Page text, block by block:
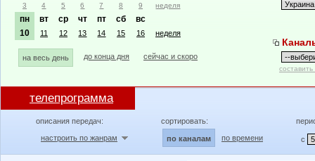
3 4 5 6 7 8 9 неделя
пн вт ср чт пт сб
вс
10
11 12 13 14 15 16 неделя
на весь день до конца дня сейчас и скоро
телепрограмма
описания передач:
настроить по жанрам
сортировать:
по каналам по времени с